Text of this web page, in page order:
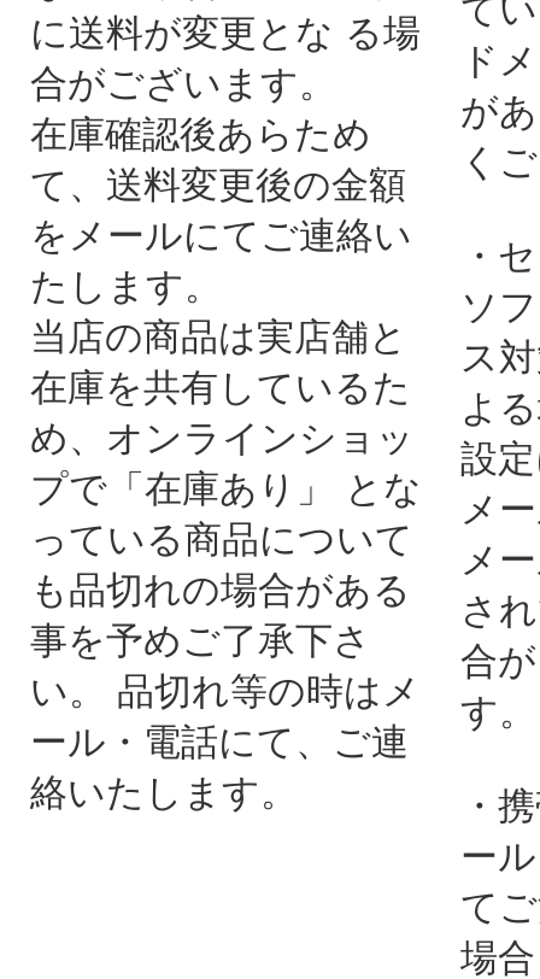
に送料が変更とな る場
合がございます。
在庫確認後あらため
て、送料変更後の金額
をメールにてご連絡い
たします。
当店の商品は実店舗と
在庫を共有しているた
め、オンラインショッ
プで「在庫あり」 とな
っている商品について
も品切れの場合がある
事を予めご了承下さ
い。 品切れ等の時はメ
ール・電話にて、ご連
絡いたします。
て
ド
が
く
・
ソ
ス
よ
設
メ
メ
さ
合
す。
・
ー
て
場合